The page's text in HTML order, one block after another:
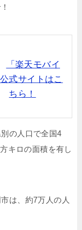
「楽天モバイ
式サイトはこ
ちら！
の人口で全国4
キロの面積を有し
は、約7万人の人